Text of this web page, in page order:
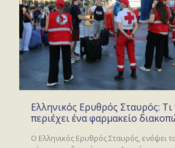
Ελληνικός Ερυθρός Σταυρός: Τι
περιέχει ένα φαρμακείο
Ο Ελληνικός Ερυθρός Σταυρός, ενόψει